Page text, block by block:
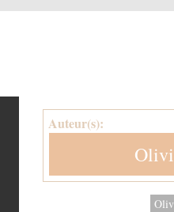
Auteur(s):